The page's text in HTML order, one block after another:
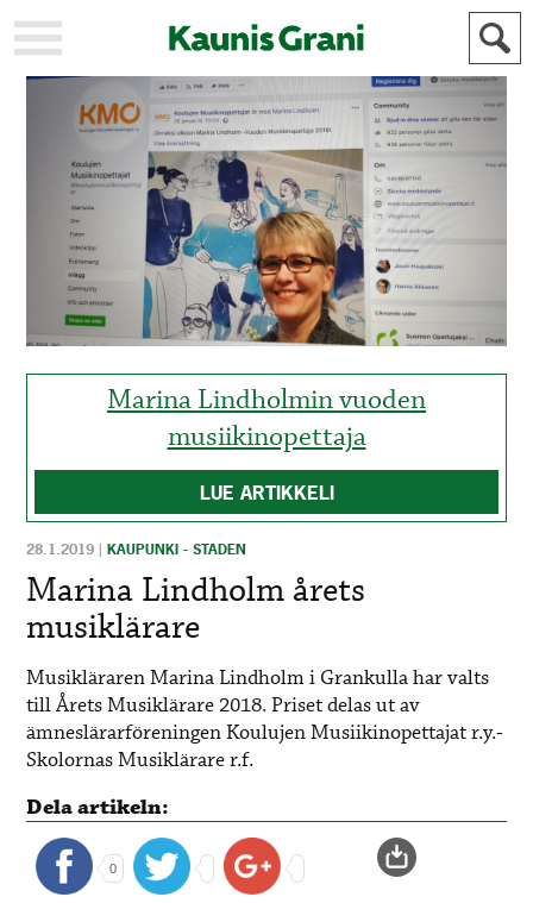
KAUPUNKI
STADEN
AJANKOHTAISTA
AKTUELLT
URHEILU
IDROTT
KULTTUURI
KULTUR
HISTORIA
HISTORIA
YLEINEN
ALLMÄN
MAINOSTAJILLE
FÖR
ANNONSÖRER
Marina Lindholmin vuoden
musiikinopettaja
LUE ARTIKKELI
28.1.2019 |KAUPUNKI - STADEN
Marina Lindholm årets
musiklärare
Musikläraren Marina Lindholm i Grankulla har valts
till Årets Musiklärare 2018. Priset delas ut av
ämneslärarföreningen Koulujen Musiikinopettajat r.y.-
Skolornas Musiklärare r.f.
Dela artikeln:
0